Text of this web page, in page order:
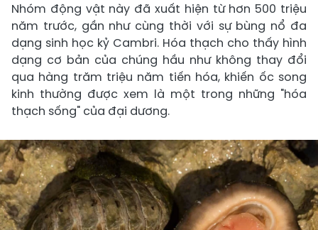
Nhóm động vật này đã xuất hiện từ hơn 500 triệu
năm trước, gần như cùng thời với sự bùng nổ đa
dạng sinh học kỷ Cambri. Hóa thạch cho thấy hình
dạng cơ bản của chúng hầu như không thay đổi
qua hàng trăm triệu năm tiến hóa, khiến ốc song
kinh thường được xem là một trong những "hóa
thạch sống" của đại dương.